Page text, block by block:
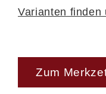
langlebige
Alle Module des
Varianten finden
Zum